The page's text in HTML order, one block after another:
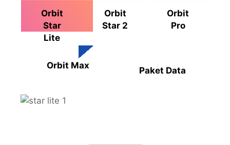
Orbit
Star
Lite
Orbit
Star 2
Orbit
Pro
Orbit Max Paket Data